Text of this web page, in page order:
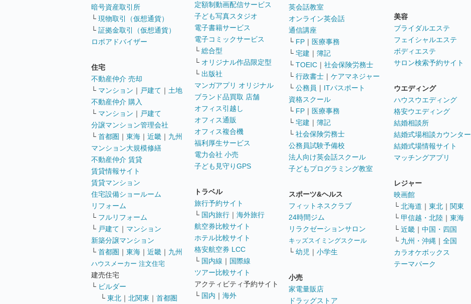
暗号資産取引所
└ 現物取引（仮想通貨）
└ 証拠金取引（仮想通貨）
ロボアドバイザー
住宅
不動産仲介 売却
└ マンション ｜ 戸建て ｜ 土地
不動産仲介 購入
└ マンション ｜ 戸建て
分譲マンション管理会社
└ 首都圏 ｜ 東海 ｜ 近畿 ｜ 九州
マンション大規模修繕
不動産仲介 賃貸
賃貸情報サイト
賃貸マンション
住宅設備ショールーム
リフォーム
└ フルリフォーム
└ 戸建て ｜ マンション
新築分譲マンション
└ 首都圏 ｜ 東海 ｜ 近畿 ｜ 九州
ハウスメーカー 注文住宅
建売住宅
└ ビルダー
└ 東北 ｜ 北関東 ｜ 首都圏
定額制動画配信サービス
子ども写真スタジオ
電子書籍サービス
電子コミックサービス
└ 総合型
└ オリジナル作品限定型
└ 出版社
マンガアプリ オリジナル
ブランド品買取 店舗
オフィス引越し
オフィス通販
オフィス複合機
福利厚生サービス
電力会社 小売
子ども見守りGPS
トラベル
旅行予約サイト
└ 国内旅行 ｜ 海外旅行
航空券比較サイト
ホテル比較サイト
格安航空券 LCC
└ 国内線 ｜ 国際線
ツアー比較サイト
アクティビティ予約サイト
└ 国内 ｜ 海外
英会話教室
オンライン英会話
通信講座
└ FP ｜ 医療事務
└ 宅建 ｜ 簿記
└ TOEIC ｜ 社会保険労務士
└ 行政書士 ｜ ケアマネジャー
└ 公務員 ｜ ITパスポート
資格スクール
└ FP ｜ 医療事務
└ 宅建 ｜ 簿記
└ 社会保険労務士
公務員試験予備校
法人向け英会話スクール
子どもプログラミング教室
スポーツ&ヘルス
フィットネスクラブ
24時間ジム
リラクゼーションサロン
キッズスイミングスクール
└ 幼児 ｜ 小学生
小売
家電量販店
ドラッグストア
美容
ブライダルエステ
フェイシャルエステ
ボディエステ
サロン検索予約サイト
ウエディング
ハウスウエディング
格安ウエディング
結婚相談所
結婚式場相談カウンター
結婚式場情報サイト
マッチングアプリ
レジャー
映画館
└ 北海道 ｜ 東北 ｜ 関東
└ 甲信越・北陸 ｜ 東海
└ 近畿 ｜ 中国・四国
└ 九州・沖縄 ｜ 全国
カラオケボックス
テーマパーク